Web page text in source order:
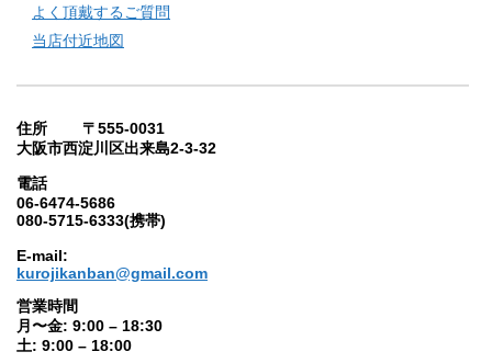
よく頂戴するご質問
当店付近地図
住所 〒555-0031
大阪市西淀川区出来島2-3-32
電話
06-6474-5686
080-5715-6333(携帯)
E-mail:
kurojikanban@gmail.com
営業時間
月〜金: 9:00 – 18:30
土: 9:00 – 18:00